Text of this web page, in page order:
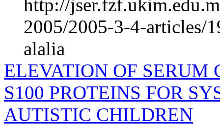
http://
2005/2005-3-4-articles/
alalia
ELEVATION OF SERUM
S100 PROTEINS FOR
AUTISTIC CHILDREN